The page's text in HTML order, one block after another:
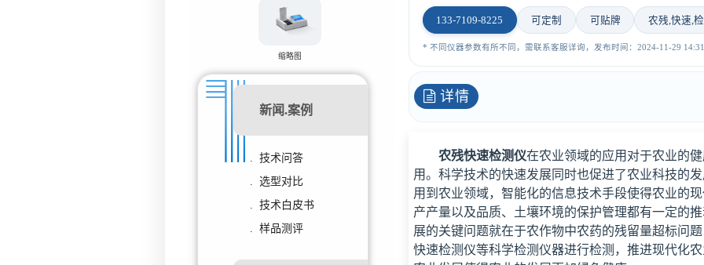
缩略图
新闻.案例
. 技术问答
. 选型对比
. 技术白皮书
. 样品测评
133-7109-8225 可定制 可贴牌 农残,快速,
* 不同仪器参数有所不同，需联系客服详询，发布时间：2024-11-29
详情
农残快速检测仪在农业领域的应用对于农业的
用。科学技术的快速发展同时也促进了农业科技的
用到农业领域，智能化的信息技术手段使得农业的
产产量以及品质、土壤环境的保护管理都有一定的
展的关键问题就在于农作物中农药的残留量超标问
快速检测仪等科学检测仪器进行检测，推进现代化